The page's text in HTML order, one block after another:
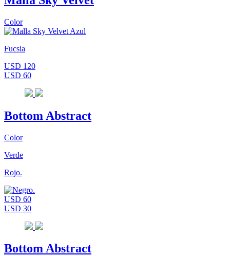
Color
Fucsia
USD 120
USD 60
Bottom Abstract
Color
Verde
Rojo.
USD 60
USD 30
Bottom Abstract